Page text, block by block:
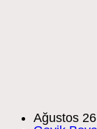
Post
Ağustos